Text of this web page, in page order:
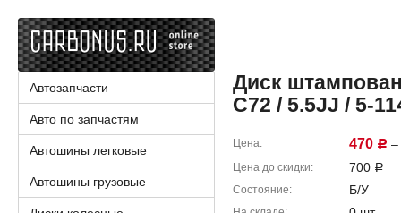
Диск
C72 / 5.5JJ / 5-
Цена 470 Р –
Цена до скидки 700 Р
Состояние Б/У
Автозапчасти
Авто по запчастям
Автошины легковые
Автошины грузовые